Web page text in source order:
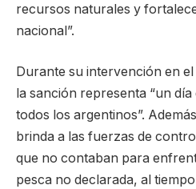
recursos naturales y
nacional”.
Durante su intervención en
la sanción representa “un
todos los argentinos”.
brinda a las fuerzas de
que no contaban para
pesca no declarada, al